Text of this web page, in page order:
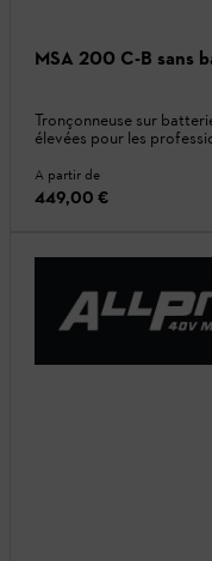
MSA 200 C-B sans
Tronçonneuse sur
élevées pour les
A partir de
449,00 €